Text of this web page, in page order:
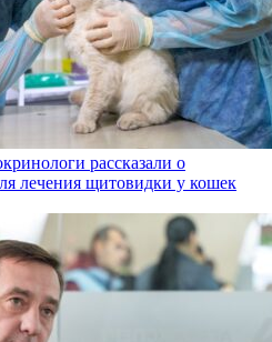
рассказали о
лечения щитовидки у кошек